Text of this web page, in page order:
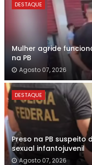
DESTAQUE
Mulher agride
na PB
Agosto 07, 2026
DESTAQUE
Preso na PB
sexual infantojuvenil
Agosto 07, 2026